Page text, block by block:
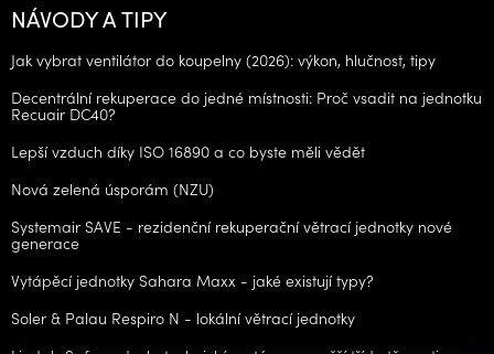
NÁVODY A TIPY
Jak vybrat ventilátor do koupelny (2026): výkon, hlučnost, tipy
Decentrální rekuperace do jedné místnosti: Proč vsadit na jednotku
Recuair DC40?
Lepší vzduch díky ISO 16890 a co byste měli vědět
Nová zelená úsporám (NZU)
Systemair SAVE - rezidenční rekuperační větrací jednotky nové
generace
Vytápěcí jednotky Sahara Maxx - jaké existují typy?
Soler & Palau Respiro N - lokální větrací jednotky